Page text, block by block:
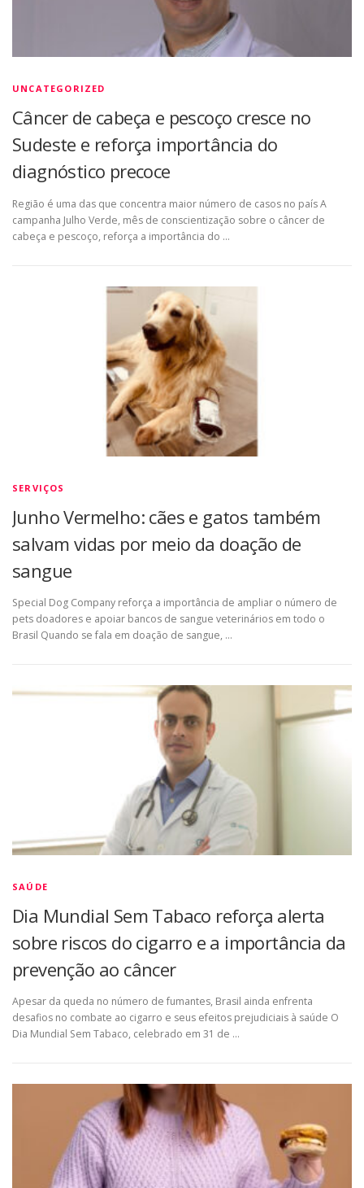
UNCATEGORIZED
Câncer de cabeça e pescoço cresce no
Sudeste e reforça importância do
diagnóstico precoce
Região é uma das que concentra maior número de casos no país A
campanha Julho Verde, mês de conscientização sobre o câncer de
cabeça e pescoço, reforça a importância do …
SERVIÇOS
Junho Vermelho: cães e gatos também
salvam vidas por meio da doação de
sangue
Special Dog Company reforça a importância de ampliar o número de
pets doadores e apoiar bancos de sangue veterinários em todo o
Brasil Quando se fala em doação de sangue, …
SAÚDE
Dia Mundial Sem Tabaco reforça alerta
sobre riscos do cigarro e a importância da
prevenção ao câncer
Apesar da queda no número de fumantes, Brasil ainda enfrenta
desafios no combate ao cigarro e seus efeitos prejudiciais à saúde O
Dia Mundial Sem Tabaco, celebrado em 31 de …